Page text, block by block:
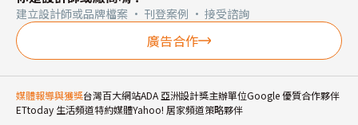
建立設計師或品牌檔案 · 刊登案例 · 接受諮詢
廣告合作
媒體報導與獲獎台灣百大網站ADA 亞洲設計獎主辦單位Google 優質合作夥伴
ETtoday 生活頻道特約媒體Yahoo! 居家頻道策略夥伴